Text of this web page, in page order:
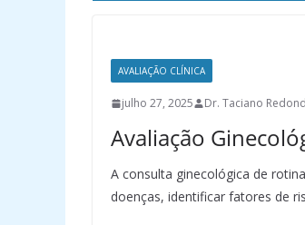
AVALIAÇÃO CLÍNICA
julho 27, 2025 Dr. Taciano
Avaliação
A consulta ginecológica de
doenças, identificar fatores de